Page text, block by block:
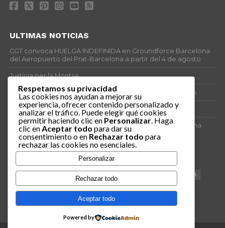
ULTIMAS NOTICIAS
CGT convoca HUELGA INDEFINIDA en Groundforce Barcelona
del Aeropuerto del Prat-Barcelona a partir del 4 de agosto
Justícia per la Montse
25J – Día Mundial para la Prevención de los Ahogamientos
ERE encubierto en H&M Concentrix
Actes centrals 90 aniversari revolució social 1936. Programa
central i per dies. Materials de venda.
VAGA TELEMARKETING NETEJA
CONFERENCIA
DOCUMENTAL
SANITAT CATSALUT 061 ANTI-MWC
Respetamos su privacidad
Las cookies nos ayudan a mejorar su
experiencia, ofrecer contenido personalizado y
analizar el tráfico. Puede elegir qué cookies
permitir haciendo clic en Personalizar . Haga
clic en Aceptar todo para dar su
consentimiento o en Rechazar todo para
rechazar las cookies no esenciales.
Personalizar
Rechazar todo
Aceptar todo
Powered by